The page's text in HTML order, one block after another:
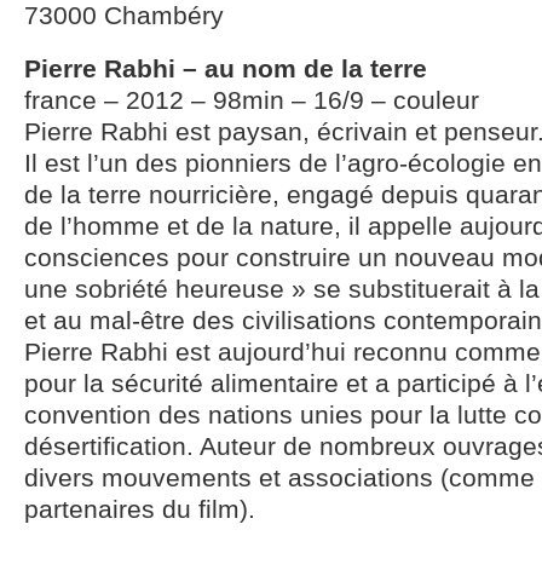
73000 Chambéry
Pierre Rabhi – au nom de la terre
france – 2012 – 98min – 16/9 – couleur
Pierre Rabhi est paysan, écrivain et
Il est l’un des pionniers de l’agro-écologie
de la terre nourricière, engagé depuis
de l’homme et de la nature, il appelle
consciences pour construire un nouveau
une sobriété heureuse » se substituerait à
et au mal-être des civilisations
Pierre Rabhi est aujourd’hui reconnu
pour la sécurité alimentaire et a participé à
convention des nations unies pour la lutte
désertification. Auteur de nombreux
divers mouvements et associations
partenaires du film).